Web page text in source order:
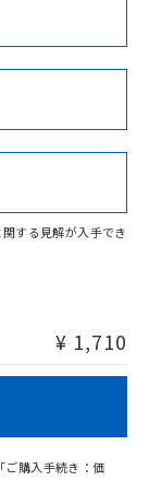
Cr(VI)
す。
する見解が入手でき
¥ 1,710
ご購入手続き：価